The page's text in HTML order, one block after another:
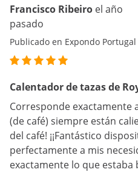
Francisco Ribeiro el año
pasado
Publicado en Expondo Portugal
Calentador de tazas de
Corresponde exactamente
(de café) siempre están
del café! ¡¡Fantástico
perfectamente a mis
exactamente lo que estaba